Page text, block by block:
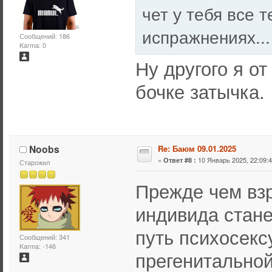
Сообщений: 186
Karma: 0
чет у тебя все
Ну другого я
бочке затычка.
Noobs
Старожил
Сообщений: 341
Karma: -146
Re: Баюм 09.01.2025
« Ответ #8 : 10 Январь 2025,
Прежде чем
индивида
путь